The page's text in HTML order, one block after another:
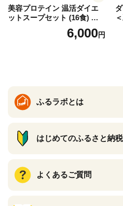
美容プロテイン 温活ダイエ
ットスープセット (16食) 小
分け スープ 食べ比べ セット
詰合せ クラムチャウダー チ
6,000円
ふるラボとは
はじめてのふるさと納税
よくあるご質問